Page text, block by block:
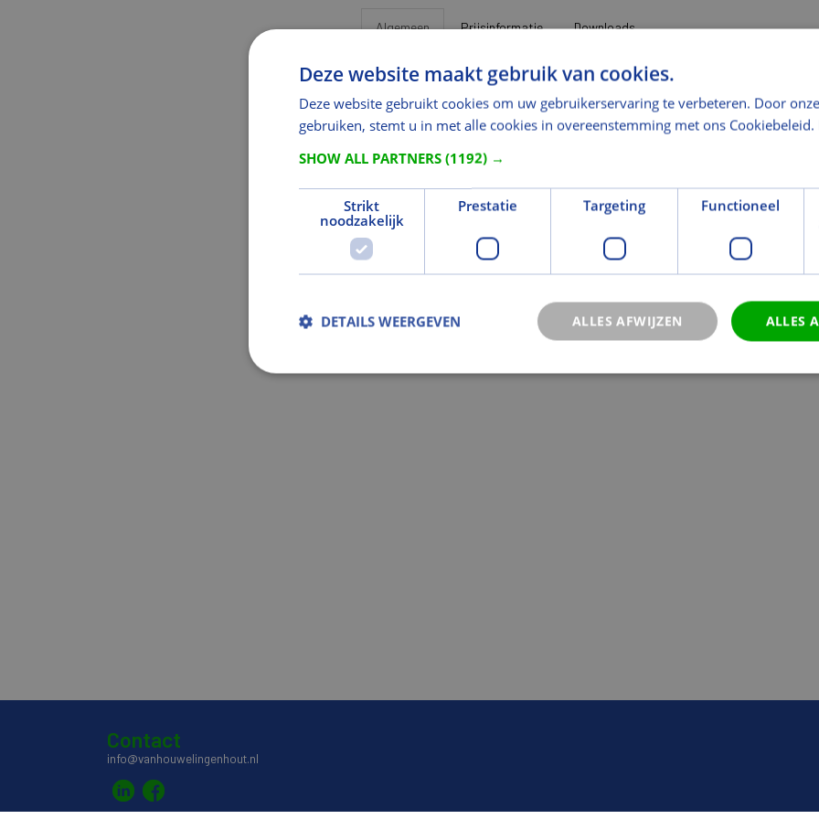
Algemeen Prijsinformatie Downloads
Groef frees dia. 8.0 lengte 70 mm schacht 8 mm
Merk/Fabrikant:
Van Houwelingen Hout (merkloos)
Artikelcode:
Beschikbaarheid:
Uitlopend
Contact
info@vanhouwelingenhout.nl
Deze website maakt gebruik van cookies.
Deze website gebruikt cookies om uw gebruikerservaring te verbeteren. Door
gebruiken, stemt u in met alle cookies in overeenstemming met ons Cookiebeleid.
SHOW ALL PARTNERS (1192) →
Strikt
noodzakelijk
Prestatie Targeting Functioneel
ALLES
ALLES AFWIJZEN
DETAILS WEERGEVEN